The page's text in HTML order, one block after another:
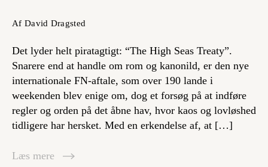
Af David Dragsted
Det lyder helt piratagtigt: “The High Seas Treaty”.
Snarere end at handle om rom og kanonild, er den nye
internationale FN-aftale, som over 190 lande i
weekenden blev enige om, dog et forsøg på at indføre
regler og orden på det åbne hav, hvor kaos og lovløshed
tidligere har hersket. Med en erkendelse af, at […]
Læs mere